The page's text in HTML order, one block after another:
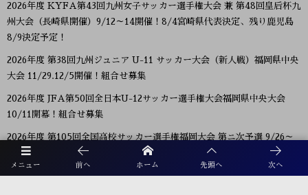
メニュー 前へ ホーム 先頭へ 次へ
2026年度 KYFA第43回九州女子サッカー選手権大会 兼 第48回皇后杯九
州大会（長崎県開催）9/12～14開催！8/4宮崎県代表決定、残り鹿児島
8/9決定予定！
2026年度 第38回九州ジュニア U-11 サッカー大会（新人戦）福岡県中央
大会 11/29.12/5開催！組合せ募集
2026年度 JFA第50回全日本U-12サッカー選手権大会福岡県中央大会
10/11開幕！組合せ募集
2026年度 第105回全国高校サッカー選手権福岡大会 第ニ次予選 9/26～
開催！大会概要掲載！組合せ募集 8/28抽選会